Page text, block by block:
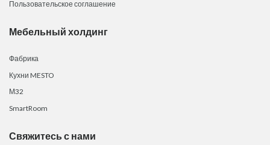
Пользовательское соглашение
Мебельный холдинг
Фабрика
Кухни MESTO
М32
SmartRoom
Свяжитесь с нами